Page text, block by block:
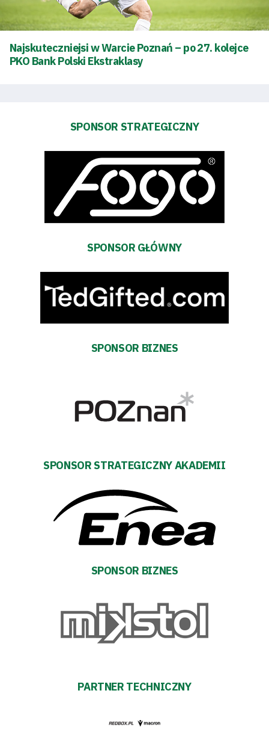
Pierwszy
Futbol
Akademia
Aktualności
Fundacja
Polityka
prywatności
Regulaminy
#WARTOpobrać
Prowizja
transakcyjnych
Najskuteczniejsi w Warcie Poznań – po 27. kolejce
PKO Bank Polski Ekstraklasy
SPONSOR STRATEGICZNY
SPONSOR GŁÓWNY
SPONSOR BIZNES
SPONSOR STRATEGICZNY AKADEMII
SPONSOR BIZNES
PARTNER TECHNICZNY